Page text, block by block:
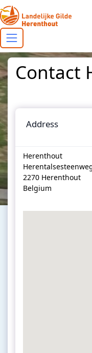
Skip to main content
Contact
Address
Herenthout
2270 Herenthout
Belgium